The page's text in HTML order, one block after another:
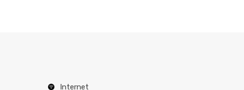
Internet